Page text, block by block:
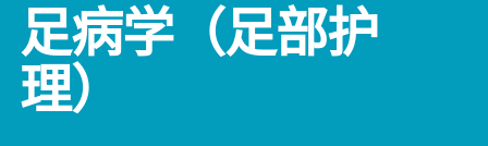
足病学（足部护
理）